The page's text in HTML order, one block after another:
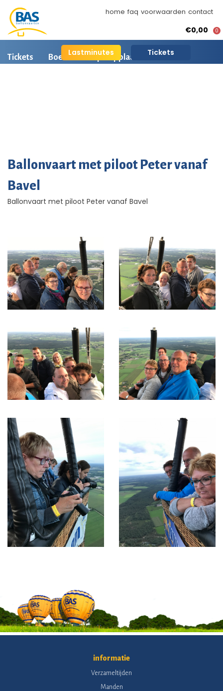
home faq voorwaarden contact
Lastminutes Tickets
€0,00 0
Tickets Boeken Opstapplaatsen
Ballonvaart met piloot Peter vanaf
Bavel
Ballonvaart met piloot Peter vanaf Bavel
informatie
Verzameltijden
Manden